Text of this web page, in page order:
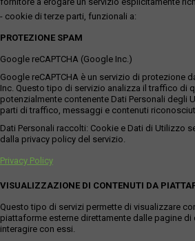
- cookie di terze parti, funzionali a:
PROTEZIONE SPAM
Google reCAPTCHA (Google Inc.)
Google reCAPTCHA è un servizio di protezione
Inc. Questo tipo di servizio analizza il traffico di
potenzialmente contenente Dati Personali degli
parti di traffico, messaggi e contenuti
Dati Personali raccolti: Cookie e Dati di Utilizzo
dalla privacy policy del servizio.
Privacy Policy
VISUALIZZAZIONE DI CONTENUTI DA
Questo tipo di servizi permette di visualizzare
piattaforme esterne direttamente dalle pagine
interagire con essi.